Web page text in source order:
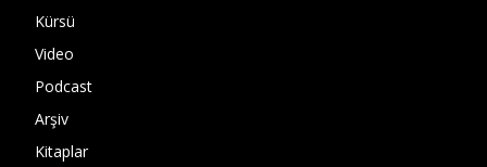
Kürsü
Video
Podcast
Arşiv
Kitaplar